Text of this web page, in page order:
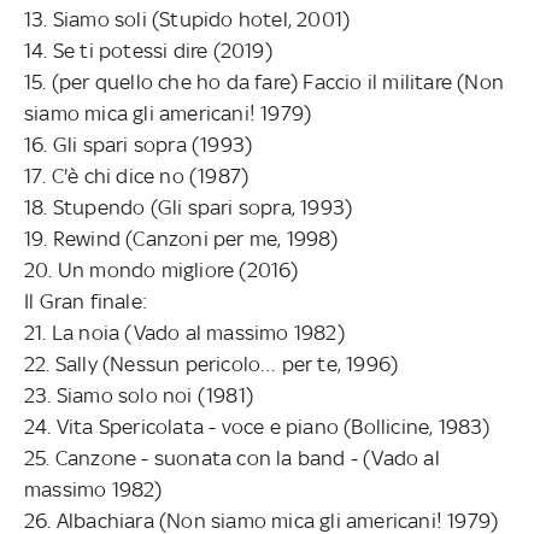
13. Siamo soli (Stupido hotel, 2001)
14. Se ti potessi dire (2019)
15. (per quello che ho da fare) Faccio il militare (Non
siamo mica gli americani! 1979)
16. Gli spari sopra (1993)
17. C'è chi dice no (1987)
18. Stupendo (Gli spari sopra, 1993)
19. Rewind (Canzoni per me, 1998)
20. Un mondo migliore (2016)
Il Gran finale:
21. La noia (Vado al massimo 1982)
22. Sally (Nessun pericolo… per te, 1996)
23. Siamo solo noi (1981)
24. Vita Spericolata - voce e piano (Bollicine, 1983)
25. Canzone - suonata con la band - (Vado al
massimo 1982)
26. Albachiara (Non siamo mica gli americani! 1979)